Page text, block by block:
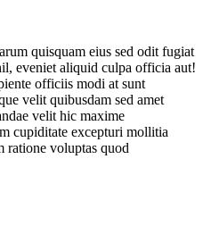
quisquam eius sed odit fugiat
eveniet aliquid culpa officia aut!
officiis modi at sunt
velit quibusdam sed amet
velit hic maxime
cupiditate excepturi mollitia
ratione voluptas quod